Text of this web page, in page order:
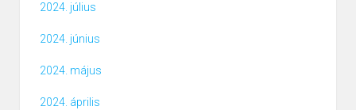
2024. július
2024. június
2024. május
2024. április